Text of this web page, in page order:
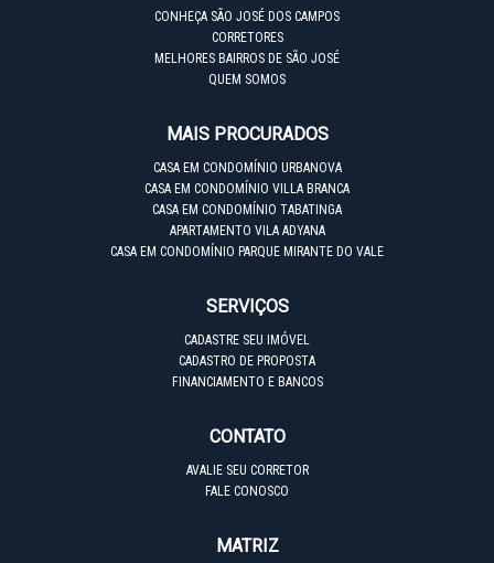
CONHEÇA SÃO JOSÉ DOS CAMPOS
CORRETORES
MELHORES BAIRROS DE SÃO JOSÉ
QUEM SOMOS
MAIS PROCURADOS
CASA EM CONDOMÍNIO URBANOVA
CASA EM CONDOMÍNIO VILLA BRANCA
CASA EM CONDOMÍNIO TABATINGA
APARTAMENTO VILA ADYANA
CASA EM CONDOMÍNIO PARQUE MIRANTE DO VALE
SERVIÇOS
CADASTRE SEU IMÓVEL
CADASTRO DE PROPOSTA
FINANCIAMENTO E BANCOS
CONTATO
AVALIE SEU CORRETOR
FALE CONOSCO
MATRIZ